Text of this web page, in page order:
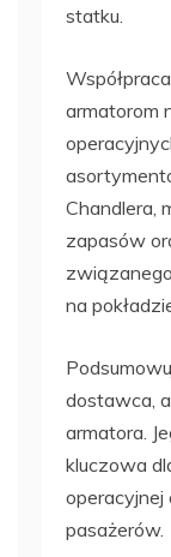
statku.
armatorom
Chandlera,
zapasów
na
dostawca,
armatora.
kluczowa
operacyjnej
pasażerów.